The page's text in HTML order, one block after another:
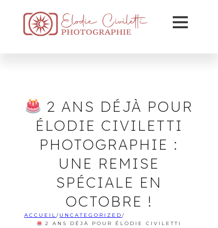
2 ANS DÉJÀ POUR
ÉLODIE CIVILETTI
PHOTOGRAPHIE :
UNE REMISE
SPÉCIALE EN
OCTOBRE !
ACCUEIL / UNCATEGORIZED /
2 ANS DÉJÀ POUR ÉLODIE CIVILETTI